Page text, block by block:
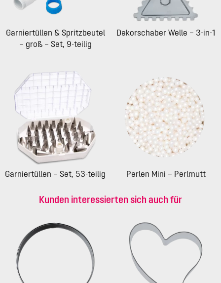
Garniertüllen & Spritzbeutel
– groß – Set, 9-teilig
Dekorschaber Welle – 3-in-1
Garniertüllen – Set, 53-teilig Perlen Mini – Perlmutt
Kunden interessierten sich auch für